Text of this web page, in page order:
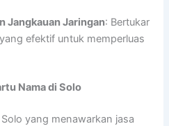
Jangkauan Jaringan: Bertukar
efektif untuk memperluas
Nama di Solo
yang menawarkan jasa